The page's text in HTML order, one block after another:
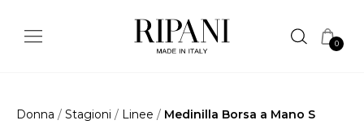
0
Donna / Stagioni / Linee / Medinilla Borsa a Mano S